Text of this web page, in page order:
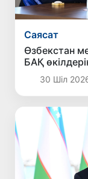
Саясат
Өзбекстан
БАҚ
30 Шіл